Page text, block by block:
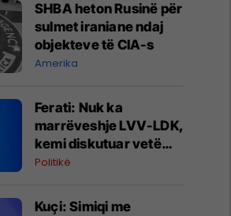
SHBA heton Rusinë për
sulmet iraniane ndaj
objekteve të CIA-s
Amerika
Ferati: Nuk ka
marrëveshje LVV-LDK,
kemi diskutuar vetëm
për parime
Politikë
Kuçi: Simiqi me